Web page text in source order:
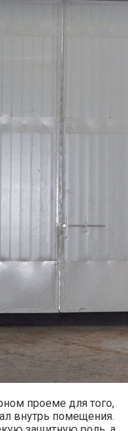
проеме для того,
внутрь помещения.